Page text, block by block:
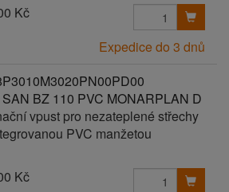
Kč
Expedice do 3 dnů
BZ 110 PVC MONARPLAN D
vpust pro nezateplené střechy
PVC manžetou
Kč